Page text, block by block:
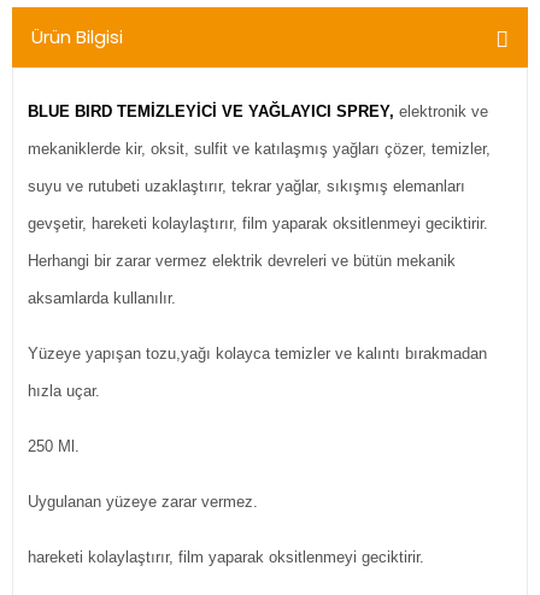
Ürün Bilgisi
BLUE BIRD TEMİZLEYİCİ VE YAĞLAYICI SPREY, elektronik ve
mekaniklerde kir, oksit, sulfit ve katılaşmış yağları çözer, temizler,
suyu ve rutubeti uzaklaştırır, tekrar yağlar, sıkışmış elemanları
gevşetir, hareketi kolaylaştırır, film yaparak oksitlenmeyi geciktirir.
Herhangi bir zarar vermez elektrik devreleri ve bütün mekanik
aksamlarda kullanılır.
Yüzeye yapışan tozu,yağı kolayca temizler ve kalıntı bırakmadan
hızla uçar.
250 Ml.
Uygulanan yüzeye zarar vermez.
hareketi kolaylaştırır, film yaparak oksitlenmeyi geciktirir.